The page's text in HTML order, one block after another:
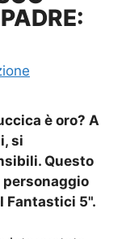
è oro? A
si
Questo
personaggio
Fantastici 5".